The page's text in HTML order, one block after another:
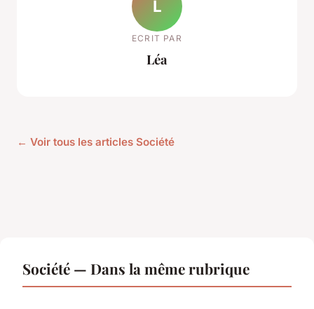
L
ECRIT PAR
Léa
← Voir tous les articles Société
Société — Dans la même rubrique